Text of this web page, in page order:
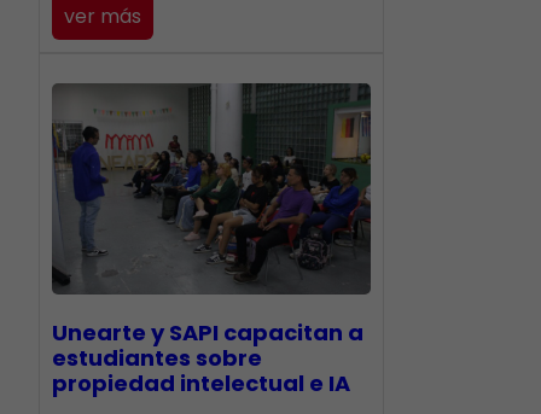
ver más
Unearte y SAPI capacitan a
estudiantes sobre
propiedad intelectual e IA